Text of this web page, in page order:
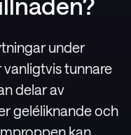
under
tunnare
delar av
geléliknande och
kan